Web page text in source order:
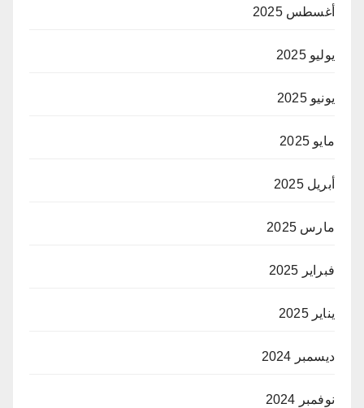
أغسطس 2025
يوليو 2025
يونيو 2025
مايو 2025
أبريل 2025
مارس 2025
فبراير 2025
يناير 2025
ديسمبر 2024
نوفمبر 2024